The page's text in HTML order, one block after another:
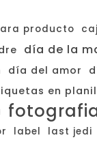
producto
día de la
día del amor
en
label last jedi